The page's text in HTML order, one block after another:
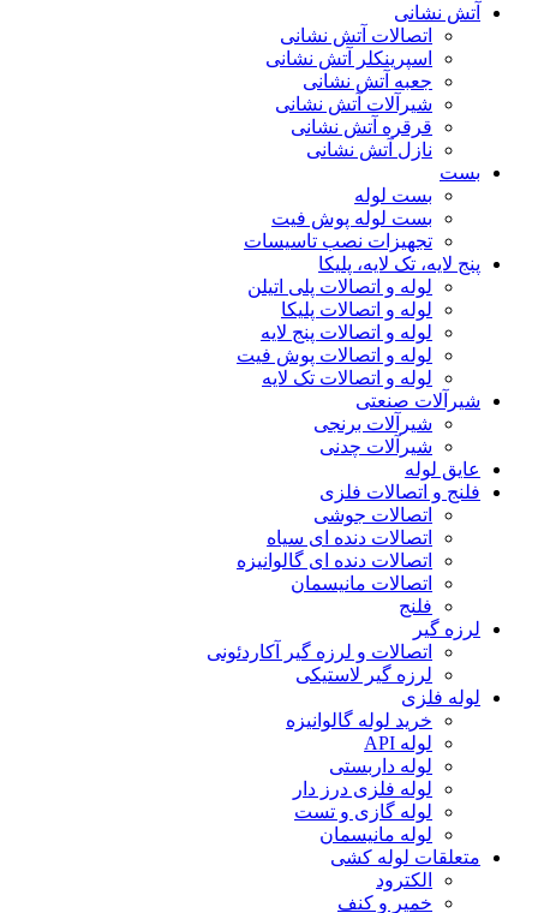
آتش نشانی
اتصالات آتش نشانی
اسپرینکلر آتش نشانی
جعبه آتش نشانی
شیرآلات آتش نشانی
قرقره آتش نشانی
نازل آتش نشانی
بست
بست لوله
بست لوله پوش فیت
تجهیزات نصب تاسیسات
پنج لایه، تک لایه، پلیکا
لوله و اتصالات پلی اتیلن
لوله و اتصالات پلیکا
لوله و اتصالات پنج لایه
لوله و اتصالات پوش فیت
لوله و اتصالات تک لایه
شیرآلات صنعتی
شیرآلات برنجی
شیرآلات چدنی
عایق لوله
فلنج و اتصالات فلزی
اتصالات جوشی
اتصالات دنده ای سیاه
اتصالات دنده ای گالوانیزه
اتصالات مانیسمان
فلنج
لرزه گیر
اتصالات و لرزه گیر آکاردئونی
لرزه گیر لاستیکی
لوله فلزی
خرید لوله گالوانیزه
لوله API
لوله داربستی
لوله فلزی درز دار
لوله گازی و تست
لوله مانیسمان
متعلقات لوله کشی
الکترود
خمیر و کنف